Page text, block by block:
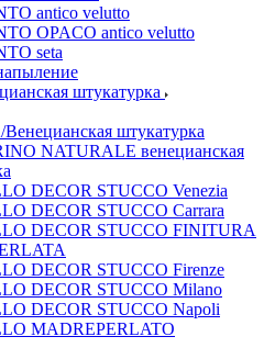
antico velutto
OPACO antico velutto
seta
штукатурка
штукатурка
NATURALE венецианская
DECOR STUCCO Venezia
DECOR STUCCO Carrara
DECOR STUCCO FINITURA
DECOR STUCCO Firenze
DECOR STUCCO Milano
DECOR STUCCO Napoli
MADREPERLATO